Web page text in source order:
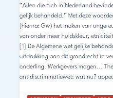
‘’Allen die zich in Nederland
gelijk behandeld.’’ Met deze
(hierna: Gw) het maken van
van onder meer huidskleur,
[1] De Algemene wet gelijke
uitdrukking aan dit grondrecht in
onderling. Werkgevers mogen...
antidiscriminatiewet; wat nu?